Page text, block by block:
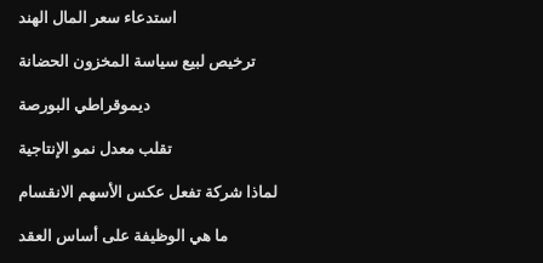
استدعاء سعر المال الهند
ترخيص لبيع سياسة المخزون الحضانة
ديموقراطي البورصة
تقلب معدل نمو الإنتاجية
لماذا شركة تفعل عكس الأسهم الانقسام
ما هي الوظيفة على أساس العقد